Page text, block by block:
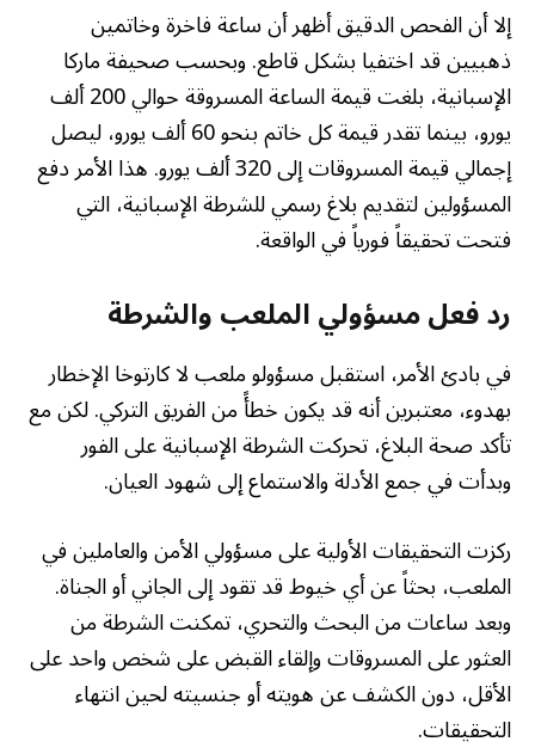
إلا أن الفحص الدقيق أظهر أن ساعة فاخرة وخاتمين
ذهبيين قد اختفيا بشكل قاطع. وبحسب صحيفة ماركا
الإسبانية، بلغت قيمة الساعة المسروقة حوالي 200 ألف
يورو، بينما تقدر قيمة كل خاتم بنحو 60 ألف يورو، ليصل
إجمالي قيمة المسروقات إلى 320 ألف يورو. هذا الأمر دفع
المسؤولين لتقديم بلاغ رسمي للشرطة الإسبانية، التي
فتحت تحقيقاً فورياً في الواقعة.
رد فعل مسؤولي الملعب والشرطة
في بادئ الأمر، استقبل مسؤولو ملعب لا كارتوخا الإخطار
بهدوء، معتبرين أنه قد يكون خطأً من الفريق التركي. لكن مع
تأكد صحة البلاغ، تحركت الشرطة الإسبانية على الفور
وبدأت في جمع الأدلة والاستماع إلى شهود العيان.
ركزت التحقيقات الأولية على مسؤولي الأمن والعاملين في
الملعب، بحثاً عن أي خيوط قد تقود إلى الجاني أو الجناة.
وبعد ساعات من البحث والتحري، تمكنت الشرطة من
العثور على المسروقات وإلقاء القبض على شخص واحد على
الأقل، دون الكشف عن هويته أو جنسيته لحين انتهاء
التحقيقات.